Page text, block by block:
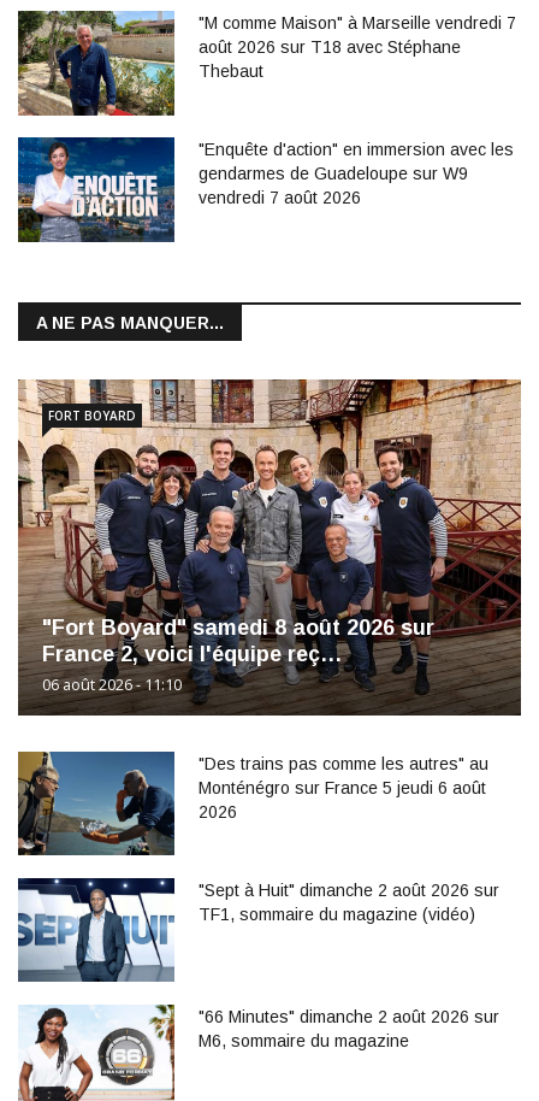
"M comme Maison" à Marseille vendredi 7
août 2026 sur T18 avec Stéphane
Thebaut
"Enquête d'action" en immersion avec les
gendarmes de Guadeloupe sur W9
vendredi 7 août 2026
A NE PAS MANQUER...
"Fort Boyard" samedi 8 août 2026 sur
France 2, voici l'équipe reç…
06 août 2026 - 11:10
FORT BOYARD
"Des trains pas comme les autres" au
Monténégro sur France 5 jeudi 6 août
2026
"Sept à Huit" dimanche 2 août 2026 sur
TF1, sommaire du magazine (vidéo)
"66 Minutes" dimanche 2 août 2026 sur
M6, sommaire du magazine